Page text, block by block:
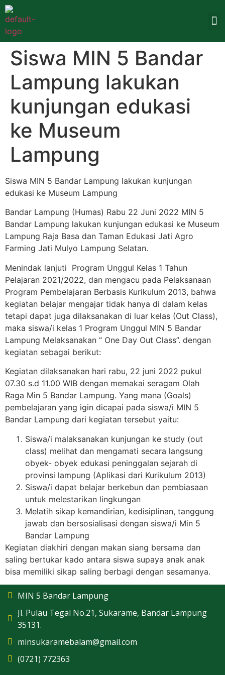
Siswa MIN 5 Bandar
Lampung lakukan
kunjungan edukasi
ke Museum
Lampung
Siswa MIN 5 Bandar Lampung lakukan kunjungan
edukasi ke Museum Lampung
Bandar Lampung (Humas) Rabu 22 Juni 2022 MIN 5
Bandar Lampung lakukan kunjungan edukasi ke Museum
Lampung Raja Basa dan Taman Edukasi Jati Agro
Farming Jati Mulyo Lampung Selatan.
Menindak lanjuti Program Unggul Kelas 1 Tahun
Pelajaran 2021/2022, dan mengacu pada Pelaksanaan
Program Pembelajaran Berbasis Kurikulum 2013, bahwa
kegiatan belajar mengajar tidak hanya di dalam kelas
tetapi dapat juga dilaksanakan di luar kelas (Out Class),
maka siswa/i kelas 1 Program Unggul MIN 5 Bandar
Lampung Melaksanakan “ One Day Out Class”. dengan
kegiatan sebagai berikut:
Kegiatan dilaksanakan hari rabu, 22 juni 2022 pukul
07.30 s.d 11.00 WIB dengan memakai seragam Olah
Raga Min 5 Bandar Lampung. Yang mana (Goals)
pembelajaran yang igin dicapai pada siswa/i MIN 5
Bandar Lampung dari kegiatan tersebut yaitu:
Siswa/i malaksanakan kunjungan ke study (out
class) melihat dan mengamati secara langsung
obyek- obyek edukasi peninggalan sejarah di
provinsi lampung (Aplikasi dari Kurikulum 2013)
Siswa/i dapat belajar berkebun dan pembiasaan
untuk melestarikan lingkungan
Melatih sikap kemandirian, kedisiplinan, tanggung
jawab dan bersosialisasi dengan siswa/i Min 5
Bandar Lampung
Kegiatan diakhiri dengan makan siang bersama dan
saling bertukar kado antara siswa supaya anak anak
bisa memiliki sikap saling berbagi dengan sesamanya.
MIN 5 Bandar Lampung
Jl. Pulau Tegal No.21, Sukarame, Bandar Lampung
35131.
minsukaramebalam@gmail.com
(0721) 772363